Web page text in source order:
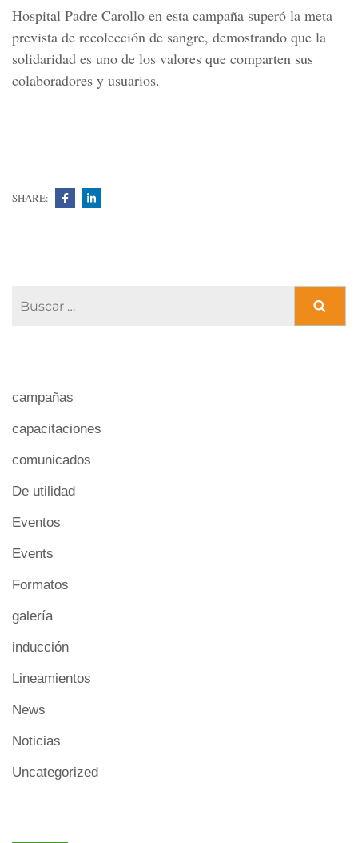
Hospital Padre Carollo en esta campaña superó la meta
prevista de recolección de sangre, demostrando que la
solidaridad es uno de los valores que comparten sus
colaboradores y usuarios.
SHARE:
campañas
capacitaciones
comunicados
De utilidad
Eventos
Events
Formatos
galería
inducción
Lineamientos
News
Noticias
Uncategorized